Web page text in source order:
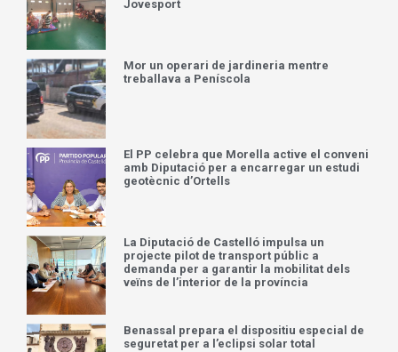
Jovesport
Mor un operari de jardineria mentre
treballava a Peníscola
El PP celebra que Morella active el conveni
amb Diputació per a encarregar un estudi
geotècnic d’Ortells
La Diputació de Castelló impulsa un
projecte pilot de transport públic a
demanda per a garantir la mobilitat dels
veïns de l’interior de la província
Benassal prepara el dispositiu especial de
seguretat per a l’eclipsi solar total